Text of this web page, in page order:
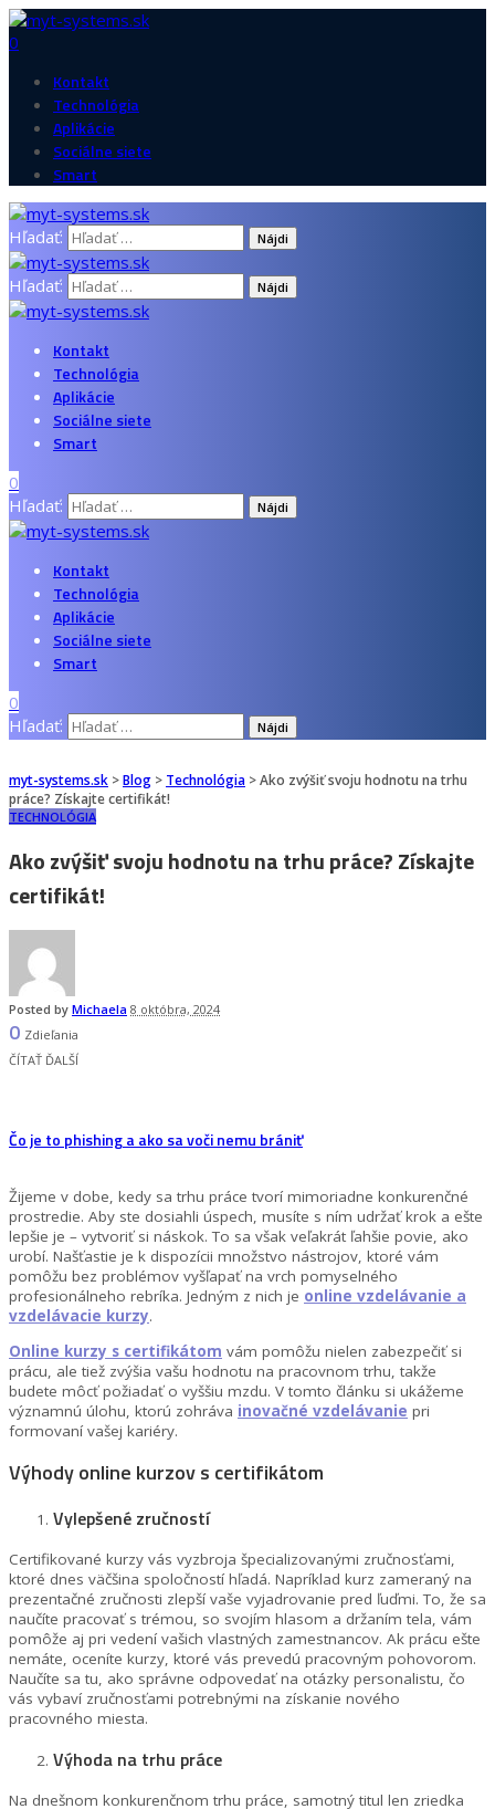
0
Kontakt
Technológia
Aplikácie
Sociálne siete
Smart
Hľadať:
Hľadať:
Kontakt
Technológia
Aplikácie
Sociálne siete
Smart
0
Hľadať:
Kontakt
Technológia
Aplikácie
Sociálne siete
Smart
0
Hľadať:
myt-systems.sk >Blog > Technológia >Ako zvýšiť svoju hodnotu na trhu
práce? Získajte certifikát!
TECHNOLÓGIA
Ako zvýšiť svoju hodnotu na trhu práce? Získajte
certifikát!
Posted by Michaela 8 októbra, 2024
0 Zdieľania
ČÍTAŤ ĎALŠÍ
Čo je to phishing a ako sa voči nemu brániť
Žijeme v dobe, kedy sa trhu práce tvorí mimoriadne konkurenčné
prostredie. Aby ste dosiahli úspech, musíte s ním udržať krok a ešte
lepšie je – vytvoriť si náskok. To sa však veľakrát ľahšie povie, ako
urobí. Našťastie je k dispozícii množstvo nástrojov, ktoré vám
pomôžu bez problémov vyšľapať na vrch pomyselného
profesionálneho rebríka. Jedným z nich je online vzdelávanie a
vzdelávacie kurzy.
Online kurzy s certifikátom vám pomôžu nielen zabezpečiť si
prácu, ale tiež zvýšia vašu hodnotu na pracovnom trhu, takže
budete môcť požiadať o vyššiu mzdu. V tomto článku si ukážeme
významnú úlohu, ktorú zohráva inovačné vzdelávanie pri
formovaní vašej kariéry.
Výhody online kurzov s certifikátom
Vylepšené zručností
Certifikované kurzy vás vyzbroja špecializovanými zručnosťami,
ktoré dnes väčšina spoločností hľadá. Napríklad kurz zameraný na
prezentačné zručnosti zlepší vaše vyjadrovanie pred ľuďmi. To, že sa
naučíte pracovať s trémou, so svojím hlasom a držaním tela, vám
pomôže aj pri vedení vašich vlastných zamestnancov. Ak prácu ešte
nemáte, oceníte kurzy, ktoré vás prevedú pracovným pohovorom.
Naučíte sa tu, ako správne odpovedať na otázky personalistu, čo
vás vybaví zručnosťami potrebnými na získanie nového
pracovného miesta.
Výhoda na trhu práce
Na dnešnom konkurenčnom trhu práce, samotný titul len zriedka